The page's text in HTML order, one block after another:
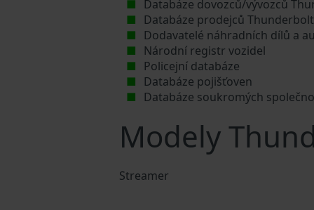
Databáze dovozců/vývozců
Databáze prodejců Thunderbolt
Dodavatelé náhradních dílů a
Národní registr vozidel
Policejní databáze
Databáze pojišťoven
Databáze soukromých
Modely
Streamer